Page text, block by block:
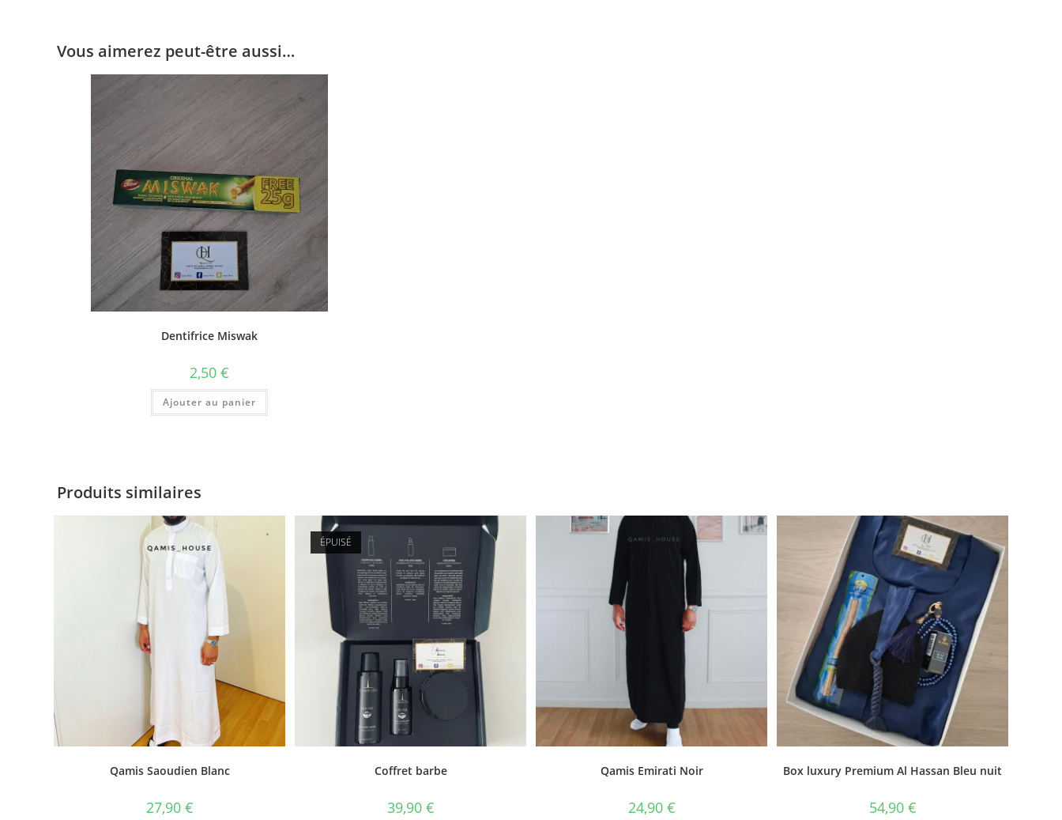
Vous aimerez peut-être aussi…
Dentifrice Miswak
2,50€
Ajouter au panier
Produits similaires
Qamis Saoudien Blanc
27,90 €
ÉPUISÉ
Coffret barbe
39,90 €
Qamis Emirati Noir
24,90 €
Box luxury Premium Al Hassan Bleu nuit
54,90 €